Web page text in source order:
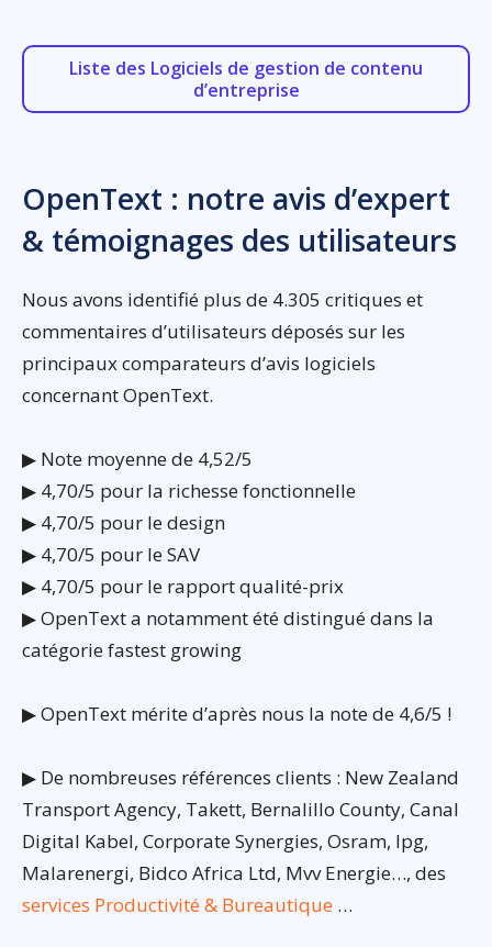
Liste des Logiciels de gestion de contenu
d’entreprise
OpenText : notre avis d’expert
& témoignages des utilisateurs
Nous avons identifié plus de 4.305 critiques et
commentaires d’utilisateurs déposés sur les
principaux comparateurs d’avis logiciels
concernant OpenText.
▶ Note moyenne de 4,52/5
▶ 4,70/5 pour la richesse fonctionnelle
▶ 4,70/5 pour le design
▶ 4,70/5 pour le SAV
▶ 4,70/5 pour le rapport qualité-prix
▶ OpenText a notamment été distingué dans la
catégorie fastest growing
▶ OpenText mérite d’après nous la note de 4,6/5 !
▶ De nombreuses références clients : New Zealand
Transport Agency, Takett, Bernalillo County, Canal
Digital Kabel, Corporate Synergies, Osram, Ipg,
Malarenergi, Bidco Africa Ltd, Mvv Energie…, des
services Productivité & Bureautique …